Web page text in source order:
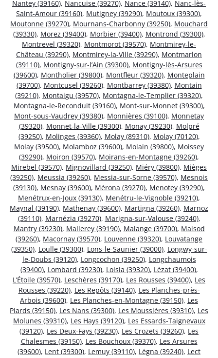
Nantey (39160), Nancuise (39270), Nance (39140), Nanc-lès-
Saint-Amour (39160), Mutigney (39290), Moutoux (39300),
Moutonne (39270), Mournans-Charbonny (39250), Mouchard
(39330), Morez (39400), Morbier (39400), Montrond (39300),
Montrevel (39320), Montmorot (39570), Montmirey-le-
Château (39290), Montmirey-la-Ville (39290), Montmarlon
(39110), Montigny-sur-l’Ain (39300), Montigny-lès-Arsures
(39600), Montholier (39800), Montfleur (39320), Monteplain
(39700), Montcusel (39260), Montbarrey (39380), Montain
(39210), Montaigu (39570), Montagna-le-Templier (39320),
Montagna-le-Reconduit (39160), Mont-sur-Monnet (39300),
Mont-sous-Vaudrey (39380), Monnières (39100), Monnetay
(39320), Monnet-la-Ville (39300), Monay (39230), Molpré
(39250), Molinges (39360), Molay (89310), Molay (70120),
Molay (39500), Molamboz (39600), Molain (39800), Moissey
(39290), Moiron (39570), Moirans-en-Montagne (39260),
Mirebel (39570), Mignovillard (39250), Miéry (39800), Mièges
(39250), Meussia (39260), Messia-sur-Sorne (39570), Mesnois
(39130), Mesnay (39600), Mérona (39270), Menotey (39290),
Menétrux-en-Joux (39130), Menétru-le-Vignoble (39210),
Maynal (39190), Mathenay (39600), Martigna (39260), Marnoz
(39110), Marnézia (39270), Marigna-sur-Valouse (39240),
Mantry (39230), Mallerey (39190), Malange (39700), Maisod
(39260), Macornay (39570), Louvenne (39320), Louvatange
(39350), Loulle (39300), Lons-le-Saunier (39000), Longwy-sur-
le-Doubs (39120), Longcochon (39250), Longchaumois
(39400), Lombard (39230), Loisia (39320), Lézat (39400),
L’Étoile (39570), Leschères (39170), Les Rousses (39400), Les
Rousses (39220), Les Repôts (39140), Les Planches-près-
Arbois (39600), Les Planches-en-Montagne (39150), Les
Piards (39150), Les Nans (39300), Les Moussières (39310), Les
Molunes (39310), Les Hays (39120), Les Essards-Taignevaux
(39120), Les Deux-Fays (39230), Les Crozets (39260), Les
Chalesmes (39150), Les Bouchoux (39370), Les Arsures
(39600), Lent (39300), Lemuy (39110), Légna (39240), Lect